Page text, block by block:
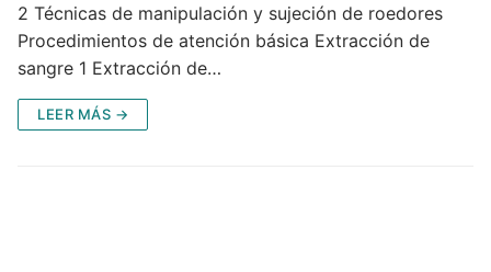
2 Técnicas de manipulación y sujeción de roedores
Procedimientos de atención básica Extracción de
sangre 1 Extracción de…
LEER MÁS →